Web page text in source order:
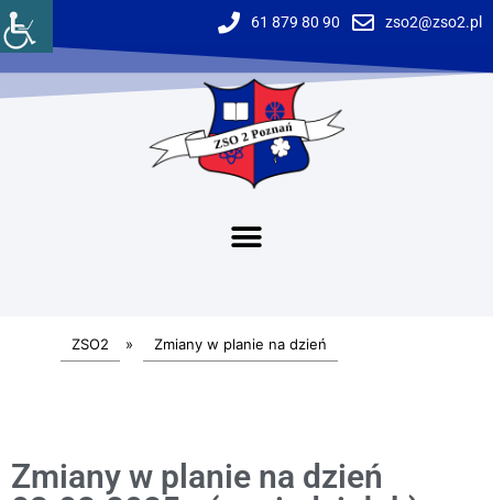
61 879 80 90 zso2@zso2.pl
ZSO2 » Zmiany w planie na dzień
Zmiany w planie na dzień